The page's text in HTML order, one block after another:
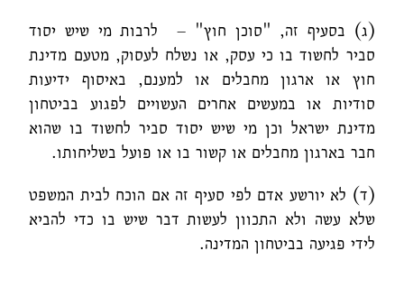
(ג) בסעיף זה, "סוכן חוץ" – לרבות מי שיש יסוד
סביר לחשוד בו כי עסק, או נשלח לעסוק, מטעם מדינת
חוץ או ארגון מחבלים או למענם, באיסוף ידיעות
סודיות או במעשים אחרים העשויים לפגוע בביטחון
מדינת ישראל וכן מי שיש יסוד סביר לחשוד בו שהוא
חבר בארגון מחבלים או קשור בו או פועל בשליחותו.
(ד) לא יורשע אדם לפי סעיף זה אם הוכח לבית המשפט
שלא עשה ולא התכוון לעשות דבר שיש בו כדי להביא
לידי פגיעה בביטחון המדינה.